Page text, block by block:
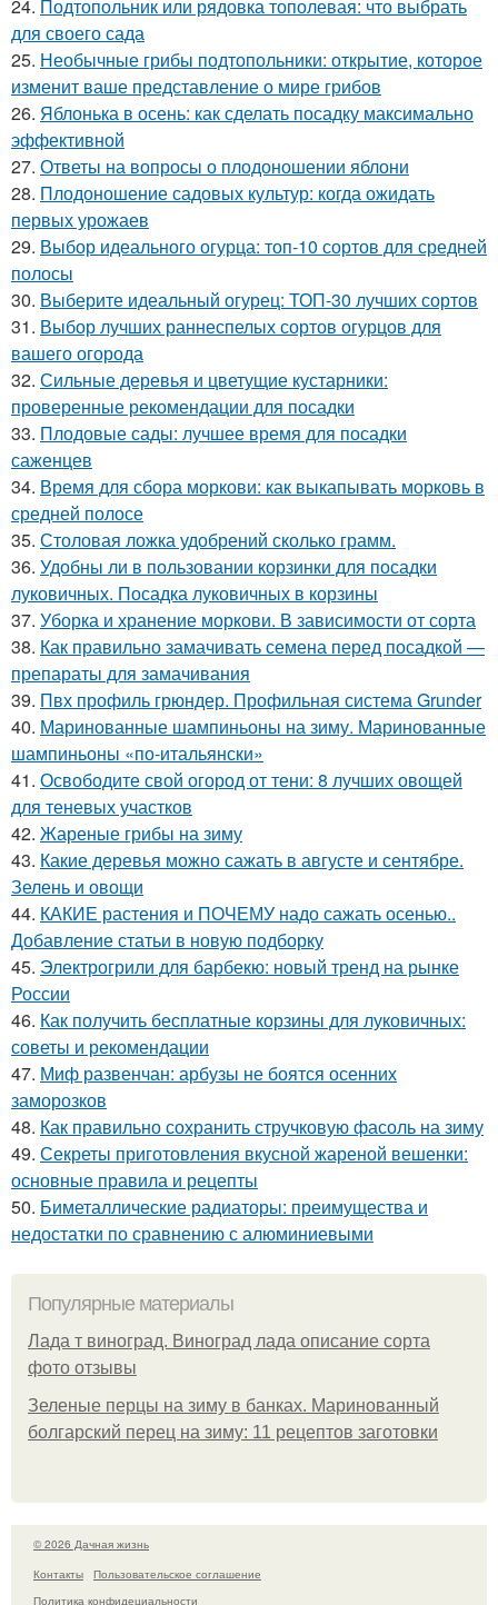
24. Подтопольник или рядовка тополевая: что выбрать
для своего сада
25. Необычные грибы подтопольники: открытие, которое
изменит ваше представление о мире грибов
26. Яблонька в осень: как сделать посадку максимально
эффективной
27. Ответы на вопросы о плодоношении яблони
28. Плодоношение садовых культур: когда ожидать
первых урожаев
29. Выбор идеального огурца: топ-10 сортов для средней
полосы
30. Выберите идеальный огурец: ТОП-30 лучших сортов
31. Выбор лучших раннеспелых сортов огурцов для
вашего огорода
32. Сильные деревья и цветущие кустарники:
проверенные рекомендации для посадки
33. Плодовые сады: лучшее время для посадки
саженцев
34. Время для сбора моркови: как выкапывать морковь в
средней полосе
35. Столовая ложка удобрений сколько грамм.
36. Удобны ли в пользовании корзинки для посадки
луковичных. Посадка луковичных в корзины
37. Уборка и хранение моркови. В зависимости от сорта
38. Как правильно замачивать семена перед посадкой —
препараты для замачивания
39. Пвх профиль грюндер. Профильная система Grunder
40. Маринованные шампиньоны на зиму. Маринованные
шампиньоны «по-итальянски»
41. Освободите свой огород от тени: 8 лучших овощей
для теневых участков
42. Жареные грибы на зиму
43. Какие деревья можно сажать в августе и сентябре.
Зелень и овощи
44. КАКИЕ растения и ПОЧЕМУ надо сажать осенью..
Добавление статьи в новую подборку
45. Электрогрили для барбекю: новый тренд на рынке
России
46. Как получить бесплатные корзины для луковичных:
советы и рекомендации
47. Миф развенчан: арбузы не боятся осенних
заморозков
48. Как правильно сохранить стручковую фасоль на зиму
49. Секреты приготовления вкусной жареной вешенки:
основные правила и рецепты
50. Биметаллические радиаторы: преимущества и
недостатки по сравнению с алюминиевыми
Популярные материалы
Лада т виноград. Виноград лада описание сорта
фото отзывы
Зеленые перцы на зиму в банках. Маринованный
болгарский перец на зиму: 11 рецептов заготовки
© 2026 Дачная жизнь
Контакты
Пользовательское соглашение
Политика конфидециальности